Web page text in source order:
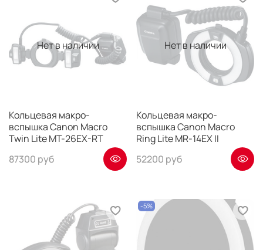
Нет в наличии
Кольцевая макро-
вспышка Canon Macro
Twin Lite MT-26EX-RT
87300 руб
Нет в наличии
Кольцевая макро-
вспышка Canon Macro
Ring Lite MR-14EX II
52200 руб
-5%